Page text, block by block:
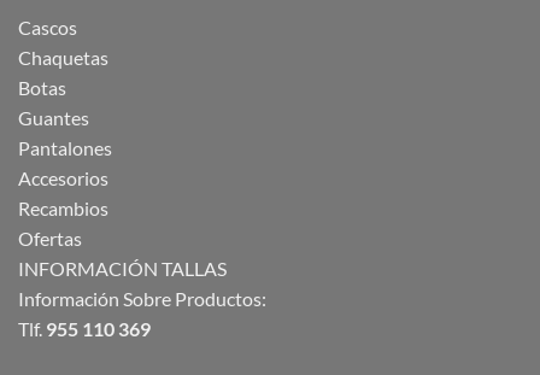
Cascos
Chaquetas
Botas
Guantes
Pantalones
Accesorios
Recambios
Ofertas
INFORMACIÓN TALLAS
Información Sobre Productos:
Tlf. 955 110 369